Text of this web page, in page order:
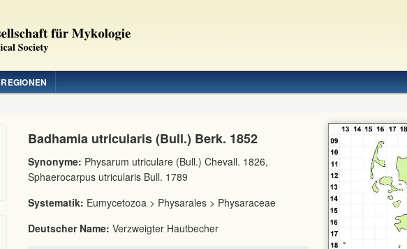
REGIONEN
Badhamia utricularis (Bull.) Berk. 1852
Synonyme: Physarum utriculare (Bull.) Chevall. 1826,
Sphaerocarpus utricularis Bull. 1789
Systematik: Eumycetozoa > Physarales > Physaraceae
Deutscher Name: Verzweigter Hautbecher